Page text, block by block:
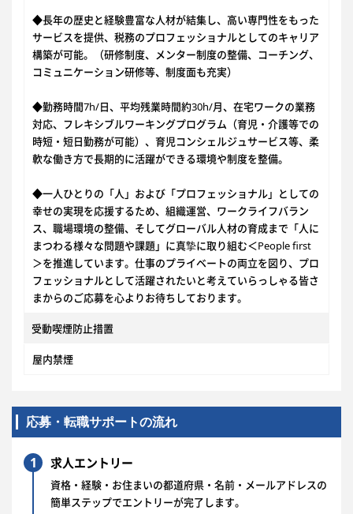
◆長年の歴史と経験豊富な人材が結集し、高い専門性をもった
サービスを提供、税務のプロフェッショナルとしてのキャリア
構築が可能。（研修制度、メンター制度の整備、コーチング、
コミュニケーション研修等、制度面も充実）
◆勤務時間7h/日、平均残業時間約30h/月、在宅ワークの業務
対応、フレキシブルワーキングプログラム（育児・介護等での
時短・短日勤務が可能）、育児コンシェルジュサービス等、柔
軟な働き方で長期的に活躍ができる環境や制度を整備。
◆一人ひとりの「人」および「プロフェッショナル」としての
幸せの実現を応援するため、組織運営、ワークライフバラン
ス、職場環境の整備、そしてグローバル人材の育成まで「人に
まつわる様々な問題や課題」に真摯に取り組む＜People first
＞を推進しています。仕事のプライベートの両立を図り、プロ
フェッショナルとして活躍されたいと考えていらっしゃる皆さ
まからのご応募を心よりお待ちしております。
受動喫煙防止措置
屋内禁煙
応募・転職サポートの流れ
1 求人エントリー
資格・経験・お住まいの都道府県・名前・メールアドレスの
簡単ステップでエントリーが完了します。